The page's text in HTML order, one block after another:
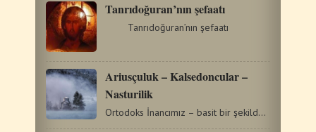
Tanrıdoğuran’nın şefaatı
Tanrıdoğuran’nın şefaatı
Ariusçuluk – Kalsedoncular –
Nasturilik
Ortodoks İnancımız – basit bir şekilde ifade etmemiz gerekirse…